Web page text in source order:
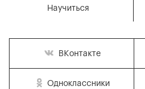
Научиться
ВКонтакте
Одноклассники